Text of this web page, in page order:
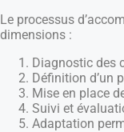
Le processus
dimensions :
Diagnostic des
Définition d’un
Mise en place
Suivi et
Adaptation